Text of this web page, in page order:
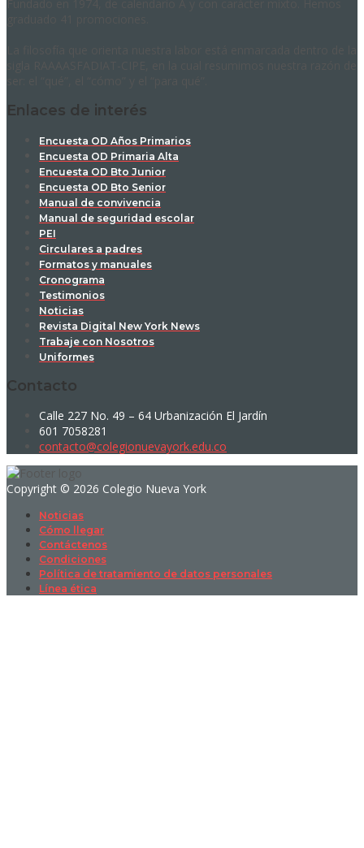
Enlaces de interés
Encuesta OD Años Primarios
Encuesta OD Primaria Alta
Encuesta OD Bto Junior
Encuesta OD Bto Senior
Manual de convivencia
Manual de seguridad escolar
PEI
Circulares a padres
Formatos y manuales
Cronograma
Testimonios
Noticias
Revista Digital New York News
Trabaje con Nosotros
Uniformes
Contacto
Calle 227 No. 49 – 64 Urbanización El Jardín
601 7058281
contacto@colegionuevayork.edu.co
Copyright © 2026 Colegio Nueva York
Noticias
Cómo llegar
Contáctenos
Condiciones
Política de tratamiento de datos personales
Línea ética